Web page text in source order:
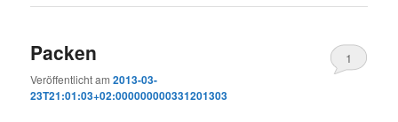
Packen
Veröffentlicht am2013-03-
23T21:01:03+02:000000000331201303
1